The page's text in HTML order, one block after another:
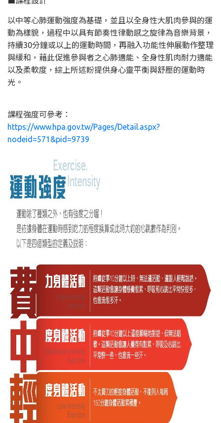
以中等心肺運動強度為基礎，並且以全身性大肌肉參與的運
動為樣貌，過程中以具有節奏性律動感之旋律為音樂背景，
持續30分鐘或以上的運動時間，再融入功能性伸展動作整理
與緩和，藉此促進參與者之心肺適能、全身性肌肉耐力適能
以及柔軟度，綜上所述盼提供身心靈平衡與舒壓的運動時
光。
課程強度可參考：
https://www.hpa.gov.tw/Pages/Detail.aspx?
nodeid=571&pid=9739